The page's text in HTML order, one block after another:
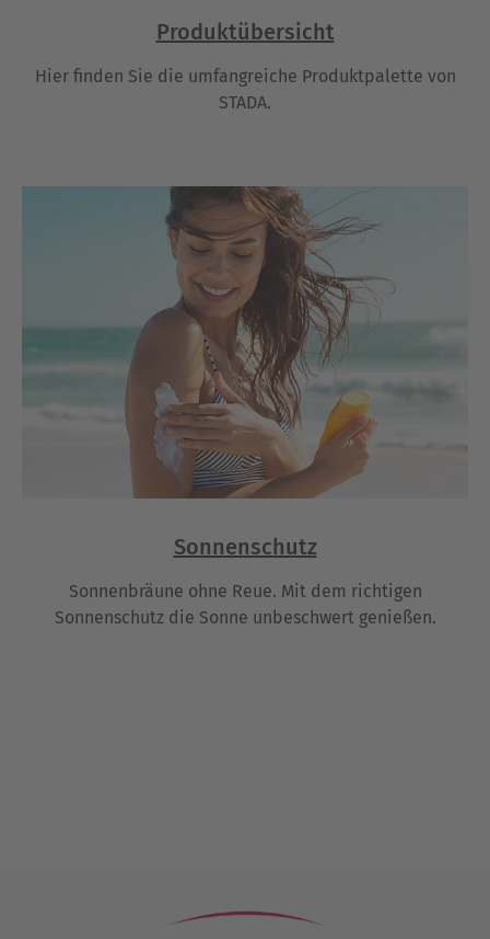
Produktübersicht
Hier finden Sie die umfangreiche Produktpalette von
STADA.
Sonnenschutz
Sonnenbräune ohne Reue. Mit dem richtigen
Sonnenschutz die Sonne unbeschwert genießen.